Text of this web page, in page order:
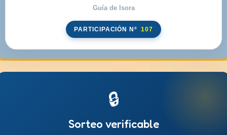
Guía de Isora
PARTICIPACIÓN Nº 107
🔒
Sorteo verificable